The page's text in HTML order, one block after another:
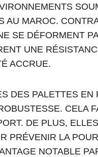
AU MAROC.
SE DÉFORMENT
UNE
ACCRUE.
DES PALETTES
CELA
DE PLUS,
PRÉVENIR LA
NOTABLE